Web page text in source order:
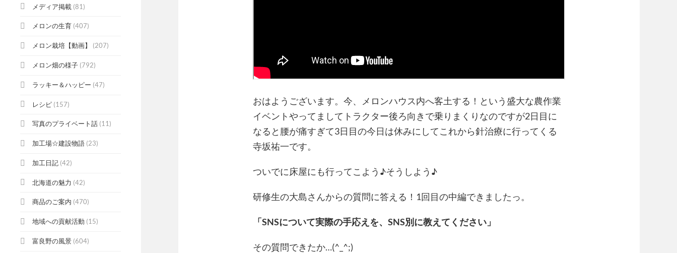
メディア掲載 (81)
メロンの生育 (407)
メロン栽培【動画】 (207)
メロン畑の様子 (792)
ラッキー＆ハッピー (47)
レシピ (157)
写真のプライベート話 (11)
加工場☆建設物語 (23)
加工日記 (42)
北海道の魅力 (42)
商品のご案内 (470)
地域への貢献活動 (15)
富良野の風景 (604)
おはようございます。今、メロンハウス内へ客土する！という盛大な農作業
イベントやってましてトラクター後ろ向きで乗りまくりなのですが2日目に
なると腰が痛すぎて3日目の今日は休みにしてこれから針治療に行ってくる
寺坂祐一です。
ついでに床屋にも行ってこよう♪そうしよう♪
研修生の大島さんからの質問に答える！1回目の中編できましたっ。
「SNSについて実際の手応えを、SNS別に教えてください」
その質問できたか…(^_^;)